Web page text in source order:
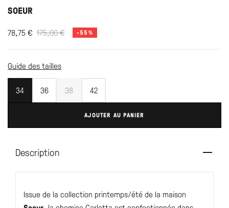
SOEUR
78,75€ 175,00€ -55%
Guide des tailles
34 36 38 42
AJOUTER AU PANIER
Description
Issue de la collection printemps/été de la maison